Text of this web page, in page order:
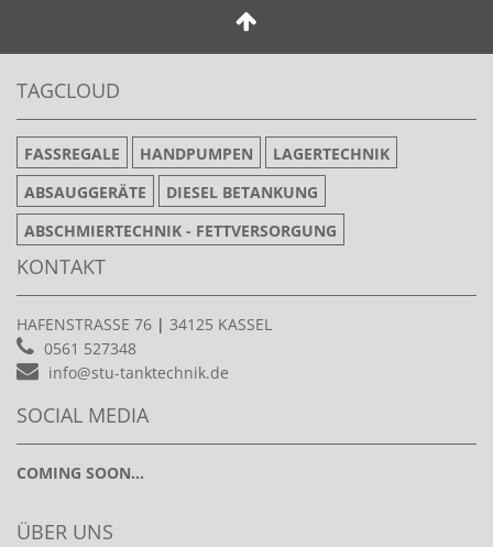
TAGCLOUD
FASSREGALE HANDPUMPEN
LAGERTECHNIK
ABSAUGGERÄTE
DIESEL BETANKUNG
ABSCHMIERTECHNIK - FETTVERSORGUNG
KONTAKT
HAFENSTRASSE 76 | 34125 KASSEL
0561 527348
info@stu-tanktechnik.de
SOCIAL MEDIA
COMING SOON...
ÜBER UNS